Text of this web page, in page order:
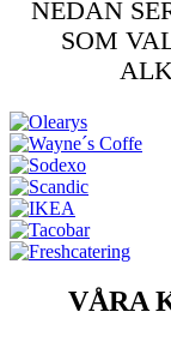
NEDAN
SOM
VÅRA